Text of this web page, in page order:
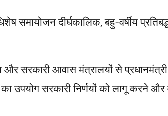
समायोजन दीर्घकालिक, बहु-वर्षीय
और सरकारी आवास मंत्रालयों से
उपयोग सरकारी निर्णयों को लागू करने और